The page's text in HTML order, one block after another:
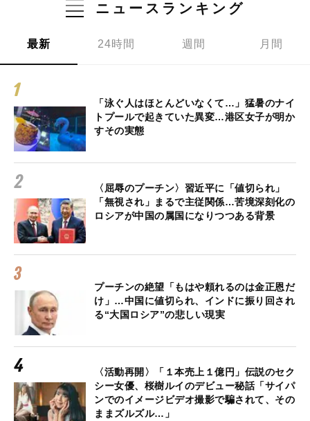
ニュースランキング
最新 24時間 週間 月間
「泳ぐ人はほとんどいなくて…」猛暑のナイ
トプールで起きていた異変…港区女子が明か
すその実態
〈屈辱のプーチン〉習近平に「値切られ」
「無視され」まるで主従関係…苦境深刻化の
ロシアが中国の属国になりつつある背景
プーチンの絶望「もはや頼れるのは金正恩だ
け」…中国に値切られ、インドに振り回され
る“大国ロシア”の悲しい現実
〈活動再開〉「１本売上１億円」伝説のセク
シー女優、桜樹ルイのデビュー秘話「サイパ
ンでのイメージビデオ撮影で騙されて、その
ままズルズル…」